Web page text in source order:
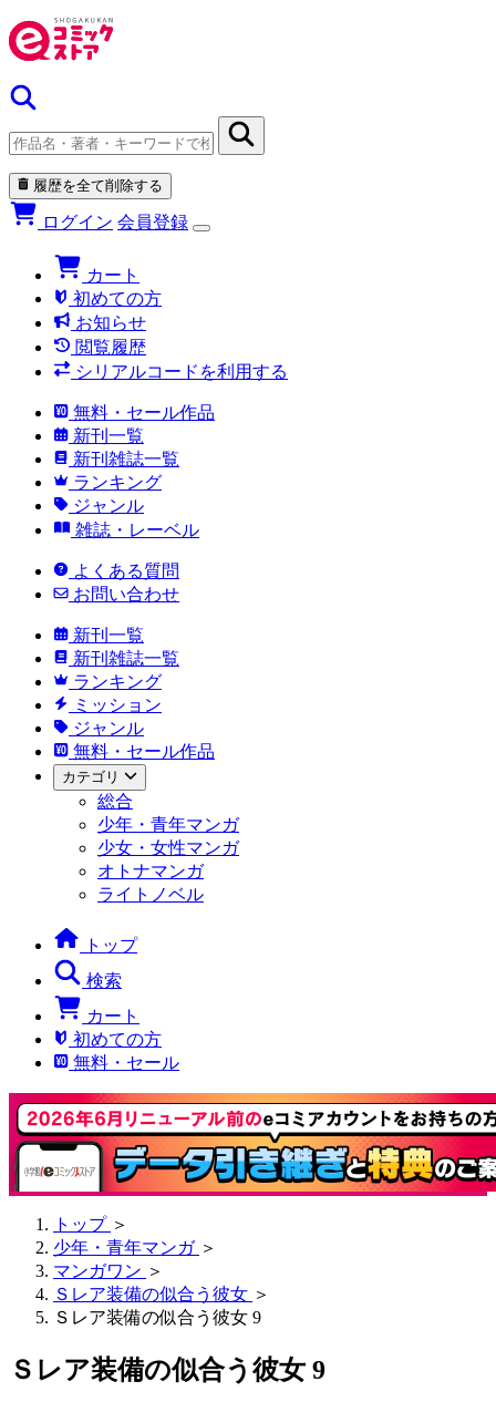
履歴を全て削除する
ログイン 会員登録
カート
初めての方
お知らせ
閲覧履歴
シリアルコードを利用する
無料・セール作品
新刊一覧
新刊雑誌一覧
ランキング
ジャンル
雑誌・レーベル
よくある質問
お問い合わせ
新刊一覧
新刊雑誌一覧
ランキング
ミッション
ジャンル
無料・セール作品
カテゴリ
総合
少年・青年マンガ
少女・女性マンガ
オトナマンガ
ライトノベル
トップ
検索
カート
初めての方
無料・セール
トップ ＞
少年・青年マンガ ＞
マンガワン ＞
Ｓレア装備の似合う彼女 ＞
Ｓレア装備の似合う彼女 9
Ｓレア装備の似合う彼女 9